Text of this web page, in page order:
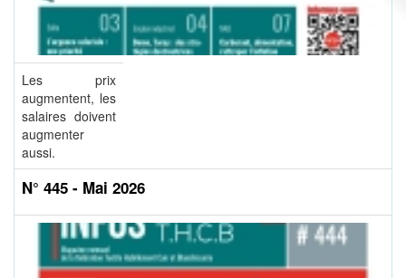
Les prix
augmentent, les
salaires doivent
augmenter
aussi.
N° 445 - Mai 2026